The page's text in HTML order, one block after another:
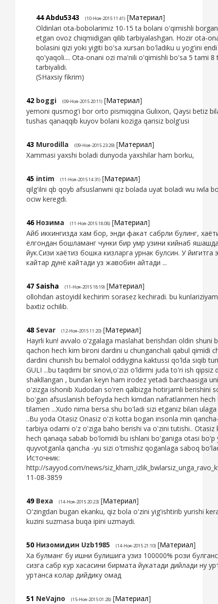
44 Abdu5343 (10-Ноя-2015 11:41) [Материал]
Oldinlari ota-bobolarimiz 10-15 ta bolani o'qimishli
etgan ovoz chiqmidigan qilib tarbiyalashgan. Hozir ota-
bolasini qizi yoki yigiti bo'sa xursan bo'ladiku u yog'ini
qo'yaqoli.... Ota-onani ozi ma'nili o'qimishli bo'sa 5 tami 8
tarbiyalidi.
(SHaxsiy fikrim)
42 boggi (09-Ноя-2015 20:11) [Материал]
yemoni qusmog'i bor orto pismiqqina Gulixon, Qaysi betiz
tushas qanaqqib kuyov bolani koziga qarisiz bolg'usi
43 Murodilla (09-Ноя-2015 23:29) [Материал]
Xammasi yaxshi boladi dunyoda yaxshilar ham borku,
45 intim (11-Ноя-2015 14:31) [Материал]
qilg'ilni qb qoyb afsuslanwni qiz bolada uyat boladi wu iwla
ociw keregdi.
46 Нозима (11-Ноя-2015 18:08) [Материал]
Айб иккингизда хам бор, энди факат сабрли булинг,
ёлгондан бошламанг чунки бир умр узини кийнаб
йук.Сизи хаётиз бошка кизларга урнак булсин. У йигитга
кайтар дунё кайтади уз жавобин айтади ...
47 Saisha (11-Ноя-2015 18:19) [Материал]
ollohdan astoyidil kechirim sorasez kechiradi. bu
baxtiz ochilib.
48 Sevar (12-Ноя-2015 11:20) [Материал]
Hayrli kun! avvalo o'zgalaga maslahat berishdan oldin shuni
qachon hech kim bironi dardini u chunganchali qabul qimidi
dardini chunish bu bemalol oddiygina kaktussi qo'lda siqib
GULI ...bu taqdirni bir sinovi,o'zizi o'ldirmi juda to'ri ish qipsiz
shakllangan , bundan keyn ham irodez yetadi barchaasiga
o'zizga ishonib Xudodan so'ren qalbizga hotirjamli berishini
bo'gan afsuslanish befoyda hech kimdan nafratlanmen
tilamen ...Xudo nima bersa shu bo'ladi sizi etganiz bilan
..Bu yoda Otasiz Onasiz o'zi kotta bogan insonla min
tarbiya odami o'z o'ziga baho berishi va o'zini tutishi.. Otasiz
hech qanaqa sabab bo'lomidi bu ishlani bo'ganiga otasi bo'p
quyvotganla qancha -yu sizi o'tmishiz qoganlaga saboq
Источник:
http://sayyod.com/news/
11-08-3859
49 Bexa (14-Ноя-2015 20:23) [Материал]
O'zingdan bugan ekanku, qiz bola o'zini yig'ishtirib yurishi
kuzini suzmasa buqa ipini uzmaydi.
50 Низомидин Uzb1985 (14-Ноя-2015 21:10) [Материал]
Ха булманг бу ишни булишига узиз 100000% рози
сизга сабр кур хасасини бирмата йукатади дийлади ну
уртанса колар дийдику омад
51 NeVajno (15-Ноя-2015 01:28) [Материал]